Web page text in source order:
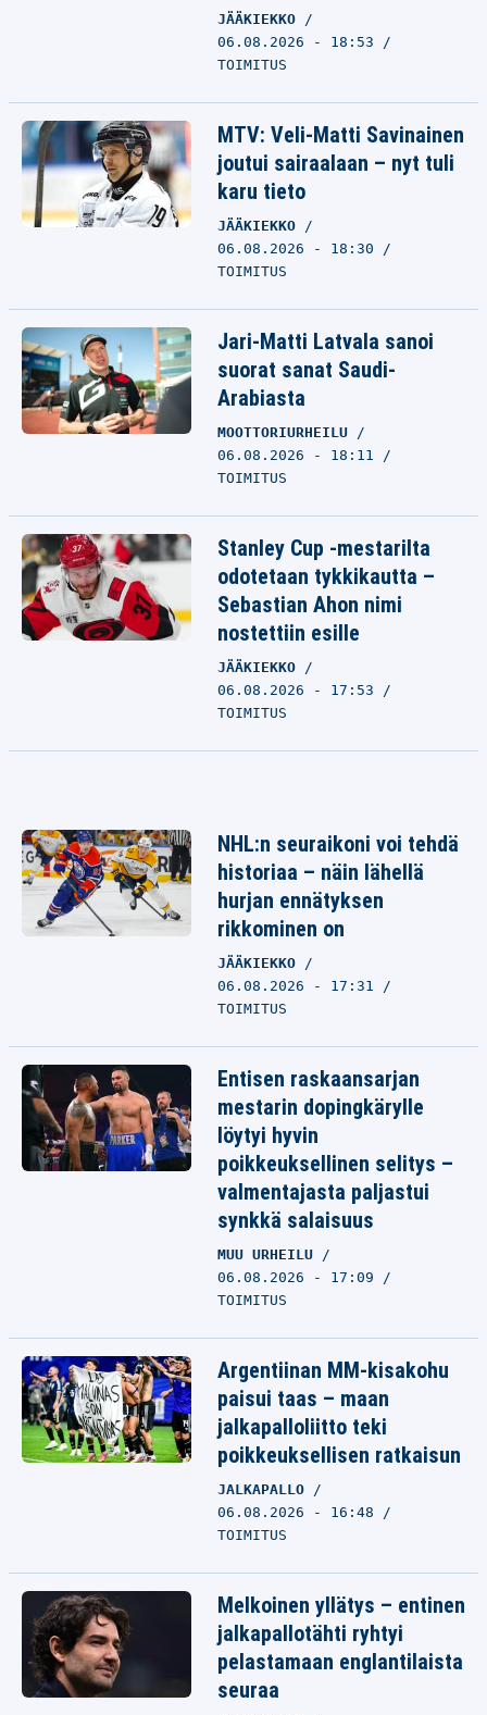
JÄÄKIEKKO
06.08.2026 - 18:53
TOIMITUS
MTV: Veli-Matti Savinainen
joutui sairaalaan – nyt tuli
karu tieto
JÄÄKIEKKO
06.08.2026 - 18:30
TOIMITUS
Jari-Matti Latvala sanoi
suorat sanat Saudi-
Arabiasta
MOOTTORIURHEILU
06.08.2026 - 18:11
TOIMITUS
Stanley Cup -mestarilta
odotetaan tykkikautta –
Sebastian Ahon nimi
nostettiin esille
JÄÄKIEKKO
06.08.2026 - 17:53
TOIMITUS
NHL:n seuraikoni voi tehdä
historiaa – näin lähellä
hurjan ennätyksen
rikkominen on
JÄÄKIEKKO
06.08.2026 - 17:31
TOIMITUS
Entisen raskaansarjan
mestarin dopingkärylle
löytyi hyvin
poikkeuksellinen selitys –
valmentajasta paljastui
synkkä salaisuus
MUU URHEILU
06.08.2026 - 17:09
TOIMITUS
Argentiinan MM-kisakohu
paisui taas – maan
jalkapalloliitto teki
poikkeuksellisen ratkaisun
JALKAPALLO
06.08.2026 - 16:48
TOIMITUS
Melkoinen yllätys – entinen
jalkapallotähti ryhtyi
pelastamaan englantilaista
seuraa